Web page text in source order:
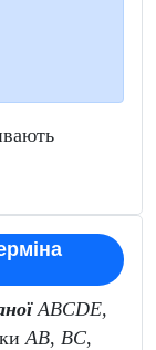
ABCDE,
AB, BC,